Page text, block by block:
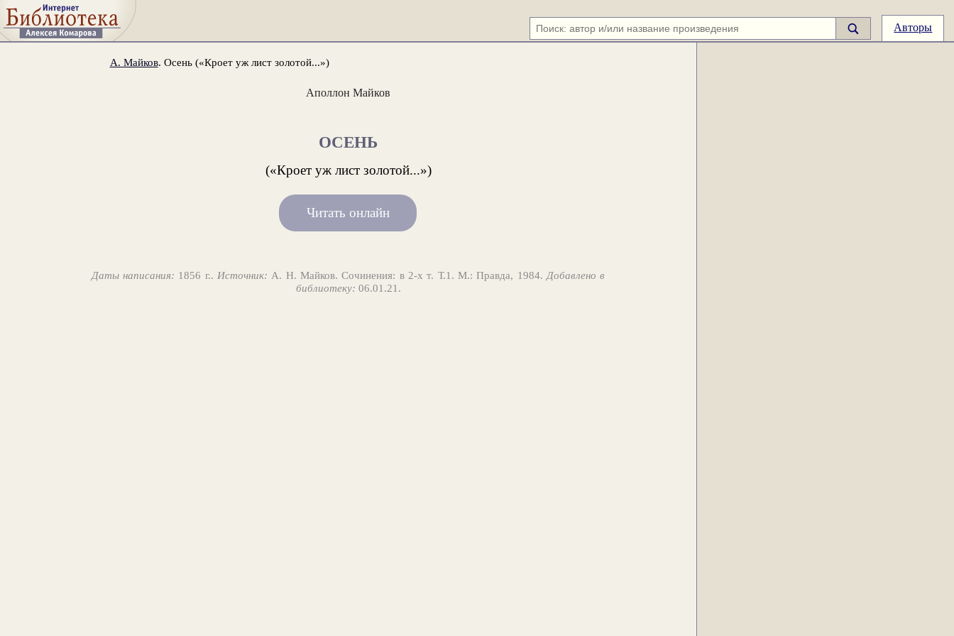
Авторы
А. Майков. Осень («Кроет уж лист золотой...»)
Аполлон Майков
ОСЕНЬ
(«Кроет уж лист золотой...»)
Читать онлайн
Даты написания: 1856 г.. Источник: А. Н. Майков. Сочинения: в 2-х т. Т.1. М.: Правда, 1984. Добавлено в
библиотеку: 06.01.21.